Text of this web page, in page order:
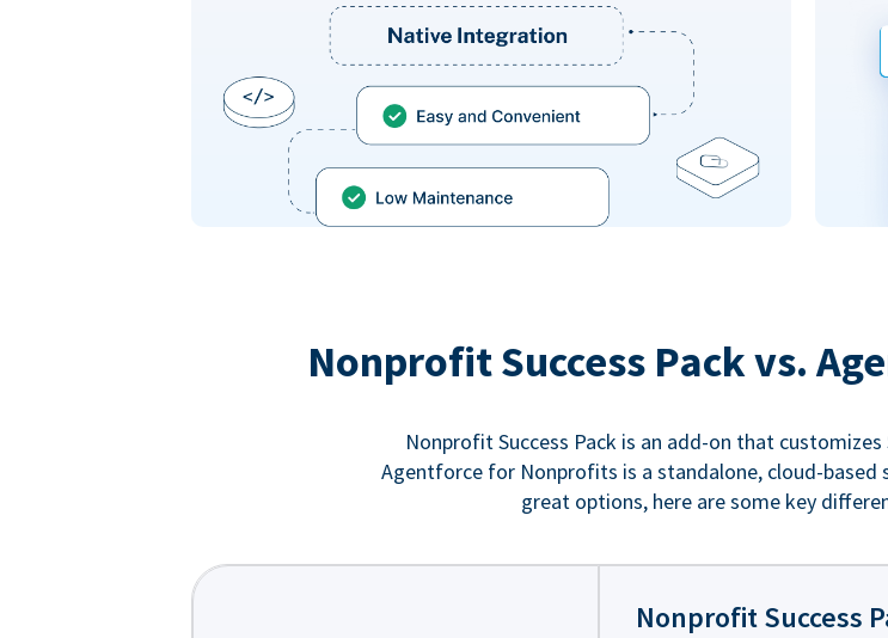
Nonprofit Success Pack vs.
Nonprofit Success Pack is an add-on that
Agentforce for Nonprofits is a standalone, cloud-
great options, here are some key
Nonprofit Success